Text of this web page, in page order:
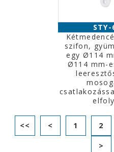
szifon,
egy Ø114
Ø114 mm-
<< < 1 2
>